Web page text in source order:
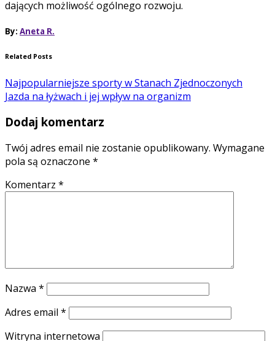
dających możliwość ogólnego rozwoju.
By: Aneta R.
Related Posts
Najpopularniejsze sporty w Stanach Zjednoczonych
Jazda na łyżwach i jej wpływ na organizm
Dodaj komentarz
Twój adres email nie zostanie opublikowany. Wymagane
pola są oznaczone *
Komentarz *
Nazwa *
Adres email *
Witryna internetowa